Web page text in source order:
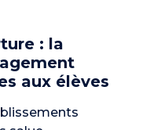
: la
aux élèves